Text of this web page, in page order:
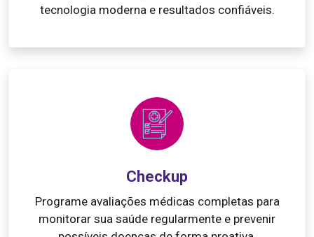
tecnologia moderna e resultados confiáveis.
Checkup
Programe avaliações médicas completas para
monitorar sua saúde regularmente e prevenir